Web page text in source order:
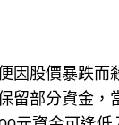
因股價暴跌而
留部分資金，